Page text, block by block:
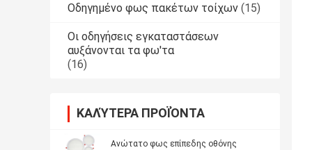
Οδηγημένο φως πακέτων τοίχων (15)
Οι οδηγήσεις εγκαταστάσεων
αυξάνονται τα φω'τα
(16)
ΚΑΛΎΤΕΡΑ ΠΡΟΪΌΝΤΑ
Ανώτατο φως επίπεδης οθόνης